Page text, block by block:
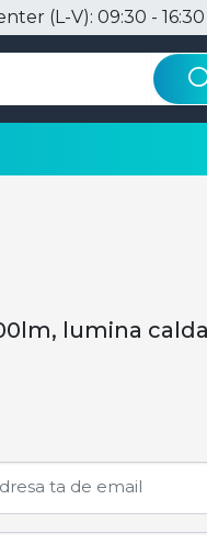
(L-V): 09:30 - 16:30
lumina
ta de email